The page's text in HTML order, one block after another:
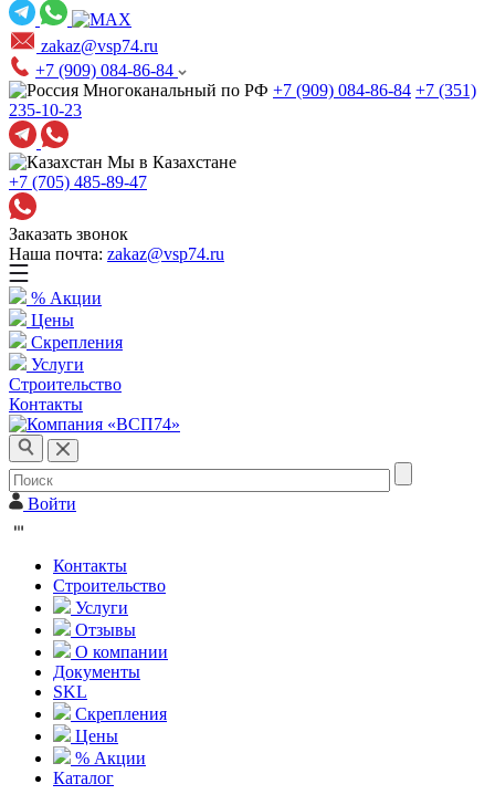
zakaz@vsp74.ru
+7 (909) 084-86-84
Многоканальный по РФ +7 (909) 084-86-84 +7 (351)
235-10-23
Мы в Казахстане
+7 (705) 485-89-47
Заказать звонок
Наша почта: zakaz@vsp74.ru
% Акции
Цены
Скрепления
Услуги
Строительство
Контакты
Войти
Контакты
Строительство
Услуги
Отзывы
О компании
Документы
SKL
Скрепления
Цены
% Акции
Каталог